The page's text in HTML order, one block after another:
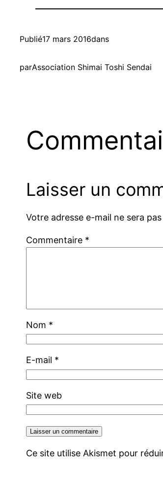
Publié17 mars 2016dans
parAssociation Shimai Toshi Sendai
Laisser un
Votre adresse e-mail ne sera
Commentaire *
Nom *
E-mail *
Site web
Ce site utilise Akismet pour